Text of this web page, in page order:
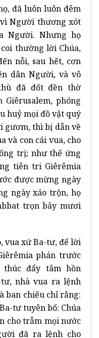
đã luôn luôn đêm
Người thương xót
Người. Nhưng họ
thường lời Chúa,
nỗi, sau hết, cơn
dân Người, và vô
đã đốt đền thờ
phóng
huỷ mọi đồ vật quý
gươm, thì bị dẫn về
và con cái vua, cho
trị; như thế ứng
tiên tri Giêrêmia
được mừng ngày
ngày xáo trộn, họ
trọn bảy mươi
vua xứ Ba-tư, để lời
phán trước
đẩy tâm hồn
nhà vua ra lệnh
ban chiếu chỉ rằng:
tư tuyên bố: Chúa
cho trẫm mọi nước
đã ra lệnh cho